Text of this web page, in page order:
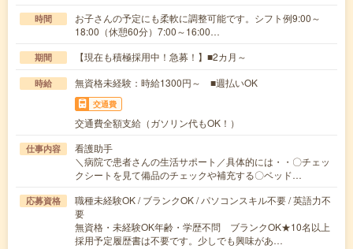
時間
お子さんの予定にも柔軟に調整可能です。シフト例9:00～
18:00（休憩60分）7:00～16:00…
期間 【現在も積極採用中！急募！】■2カ月～
時給 無資格未経験：時給1300円～ ■週払いOK
交通費
交通費全額支給（ガソリン代もOK！）
仕事内容
看護助手
＼病院で患者さんの生活サポート／具体的には・・〇チェッ
クシートを見て備品のチェックや補充する〇ベッド…
応募資格
職種未経験OK / ブランクOK / パソコンスキル不要 / 英語力不
要
無資格・未経験OK年齢・学歴不問 ブランクOK★10名以上
採用予定履歴書は不要です。少しでも興味があ…